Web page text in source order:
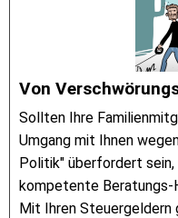
Von
Sollten Ihre
Umgang mit Ihnen
Politik" überfordert
kompetente Beratungs-
Mit Ihren Steuergeldern